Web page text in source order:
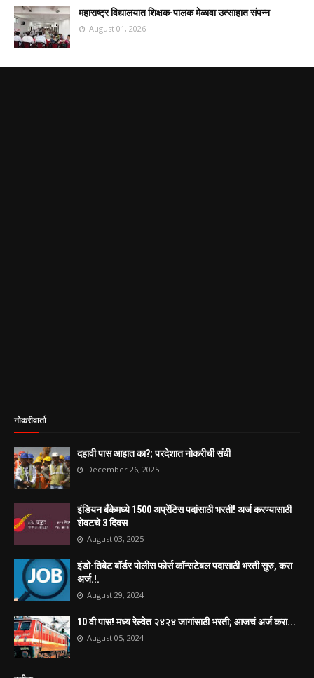
महाराष्ट्र विद्यालयात शिक्षक-पालक मेळावा उत्साहात संपन्न
August 01, 2026
नोकरीवार्ता
दहावी पास आहात का?; परदेशात नोकरीची संधी
December 26, 2025
इंडियन बँकेमध्ये 1500 अप्रेंटिस पदांसाठी भरती! अर्ज करण्यासाठी
शेवटचे 3 दिवस
August 03, 2025
इंडो-तिबेट बॉर्डर पोलीस फोर्स कॉन्सटेबल पदासाठी भरती सुरु, करा
अर्ज.!.
August 29, 2024
10 वी पास! मध्य रेल्वेत २४२४ जागांसाठी भरती; आजचं अर्ज करा...
August 05, 2024